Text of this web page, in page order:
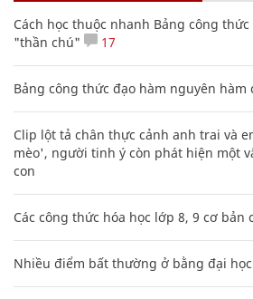
Cách học thuộc nhanh Bảng công
"thần chú"
17
Bảng công thức đạo hàm nguyên hàm
Clip lột tả chân thực cảnh anh trai và
mèo', người tinh ý còn phát hiện một
con
Các công thức hóa học lớp 8, 9 cơ bản
Nhiều điểm bất thường ở bằng đại học